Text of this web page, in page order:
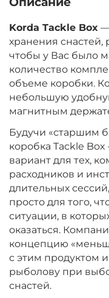
Korda Tackle Box —
хранения снастей,
чтобы у Вас было
количество
объеме коробки.
небольшую
магнитным
Будучи «старшим
коробка Tackle
вариант для тех,
расходников и
длительных
просто для того,
ситуации, в
оказаться.
концепцию
с этим продуктом
рыболову при
снастей.